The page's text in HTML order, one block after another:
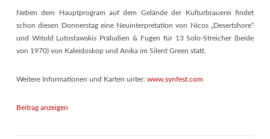
Neben dem Hauptprogram auf dem Gelände der Kulturbrauerei findet
schon diesen Donnerstag eine Neuinterpretation von Nicos „Desertshore“
und Witold Lutosławskis Präludien & Fugen für 13 Solo-Streicher (beide
von 1970) von Kaleidoskop und Anika im Silent Green statt.
Weitere Informationen und Karten unter: www.synfest.com
Beitrag anzeigen